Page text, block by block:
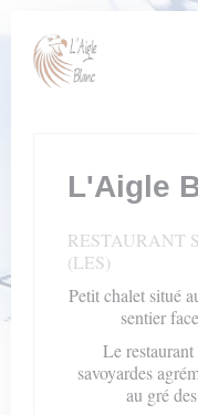
Personnalisation de vos
L'Aigle
RESTAURANT
(LES)
Petit chalet situé
sentier
Le
savoyardes
au gré